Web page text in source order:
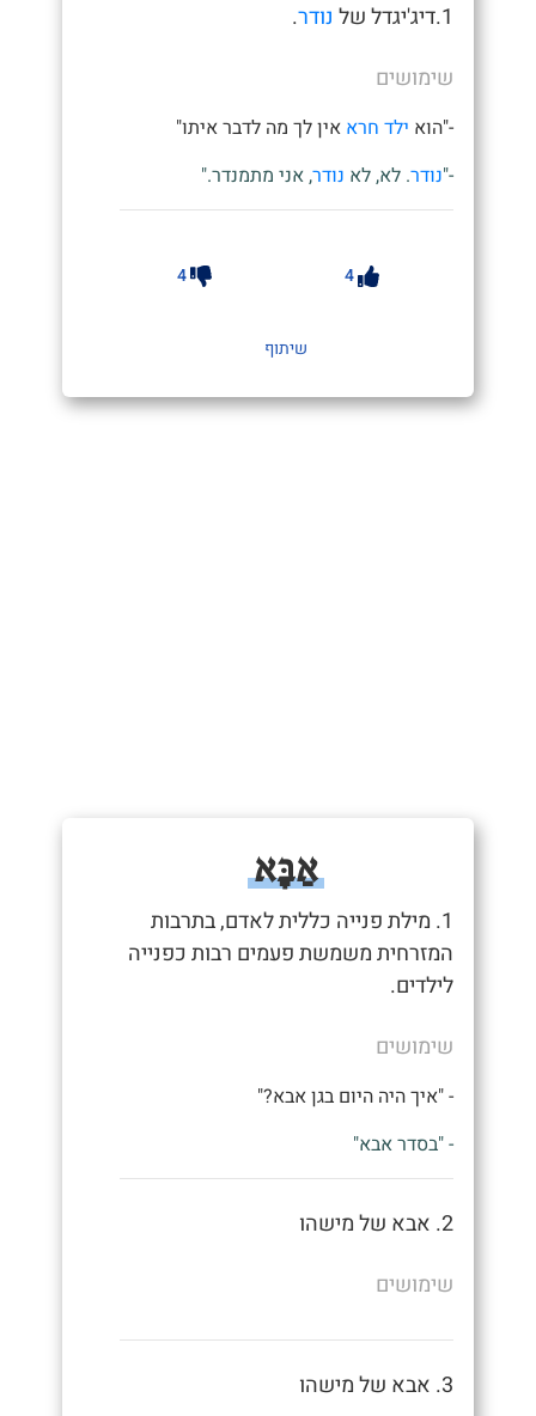
1.דיג'יגדל של נודר.
שימושים
-"הוא ילד חרא אין לך מה לדבר איתו"
-"נודר. לא, לא נודר, אני מתמנדר."
4
4
שיתוף
אַבָּא
1. מילת פנייה כללית לאדם, בתרבות
המזרחית משמשת פעמים רבות כפנייה
לילדים.
שימושים
- "איך היה היום בגן אבא?"
- "בסדר אבא"
2. אבא של מישהו
שימושים
3. אבא של מישהו